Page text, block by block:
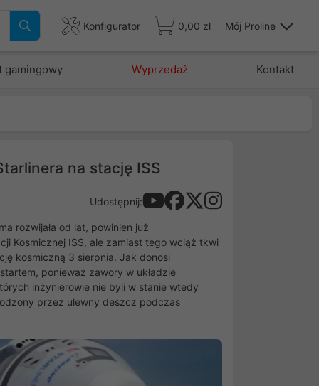
Konfigurator 0,00 zł Mój Proline
gamingowy Wyprzedaż Kontakt
na stację ISS
Udostępnij:
rozwijała od lat, powinien już
Kosmicznej ISS, ale zamiast tego wciąż tkwi
kosmiczną 3 sierpnia. Jak donosi
ponieważ zawory w układzie
inżynierowie nie byli w stanie wtedy
przez ulewny deszcz podczas